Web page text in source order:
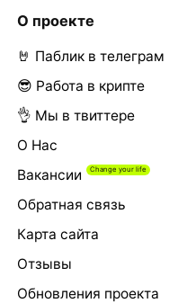
О проекте
🤘 Паблик в телеграм
😎 Работа в крипте
👌 Мы в твиттере
О Нас
Вакансии
Обратная связь
Карта сайта
Отзывы
Обновления проекта